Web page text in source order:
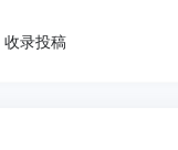
收录投稿